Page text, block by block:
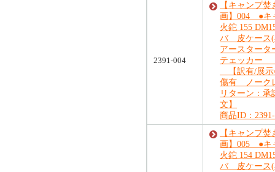
2391-004
【キャンプ
画】004 ●キ
火鉈 155
バ 皮ケース(
アースター
テェッカー
【訳有/展示
傷有 ノーク
リターン：承
文】
商品ID：
【キャンプ
画】005 ●キ
火鉈 154
バ 皮ケース(